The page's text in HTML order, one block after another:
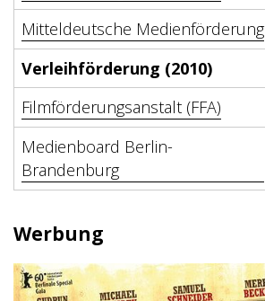
Mitteldeutsche Medienförderung
Verleihförderung (2010)
Filmförderungsanstalt (FFA)
Medienboard Berlin-
Brandenburg
Werbung